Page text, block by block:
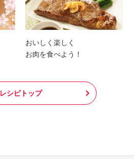
おいしく楽しく
お肉を食べよう！
レシピトップ